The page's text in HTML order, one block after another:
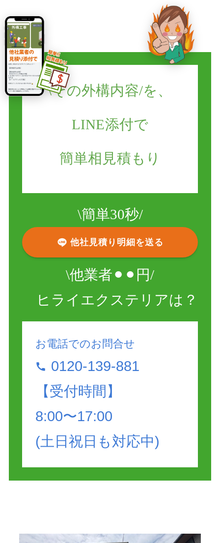
\その外構内容/を、
LINE添付で
簡単相見積もり
\簡単30秒/
他社見積り明細を送る
\他業者⚫︎⚫︎円/
ヒライエクステリアは？
お電話でのお問合せ
0120-139-881
【受付時間】
8:00〜17:00
(土日祝日も対応中)